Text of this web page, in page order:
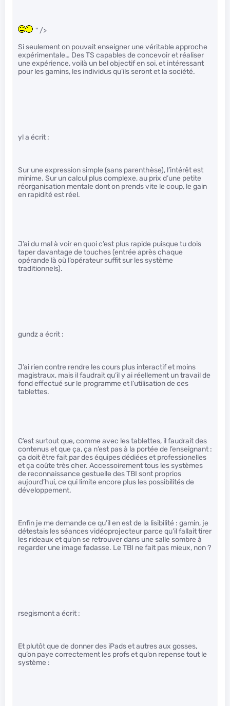
" />
Si seulement on pouvait enseigner une véritable approche
expérimentale… Des TS capables de concevoir et réaliser
une expérience, voilà un bel objectif en soi, et intéressant
pour les gamins, les individus qu’ils seront et la société.
yl a écrit :
Sur une expression simple (sans parenthèse), l’intérêt est
minime. Sur un calcul plus complexe, au prix d’une petite
réorganisation mentale dont on prends vite le coup, le gain
en rapidité est réel.
J’ai du mal à voir en quoi c’est plus rapide puisque tu dois
taper davantage de touches (entrée après chaque
opérande là où l’opérateur suffit sur les système
traditionnels).
gundz a écrit :
J’ai rien contre rendre les cours plus interactif et moins
magistraux, mais il faudrait qu’il y ai réellement un travail de
fond effectué sur le programme et l’utilisation de ces
tablettes.
C’est surtout que, comme avec les tablettes, il faudrait des
contenus et que ça, ça n’est pas à la portée de l’enseignant :
ça doit être fait par des équipes dédiées et professionelles
et ça coûte très cher. Accessoirement tous les systèmes
de reconnaissance gestuelle des TBI sont proprios
aujourd’hui, ce qui limite encore plus les possibilités de
développement.
Enfin je me demande ce qu’il en est de la lisibilité : gamin, je
détestais les séances vidéoprojecteur parce qu’il fallait tirer
les rideaux et qu’on se retrouver dans une salle sombre à
regarder une image fadasse. Le TBI ne fait pas mieux, non ?
rsegismont a écrit :
Et plutôt que de donner des iPads et autres aux gosses,
qu’on paye correctement les profs et qu’on repense tout le
système :